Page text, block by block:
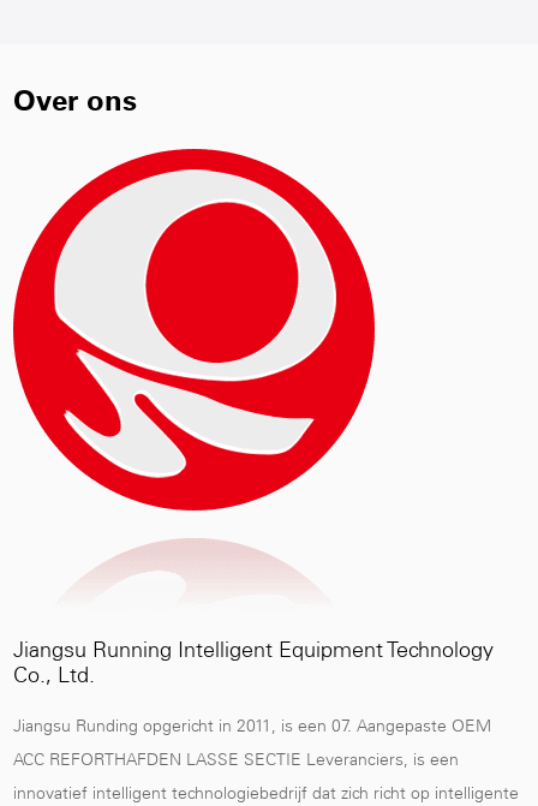
Over ons
Jiangsu Running Intelligent Equipment Technology
Co., Ltd.
Jiangsu Runding opgericht in 2011, is een07. Aangepaste OEM
ACC REFORTHAFDEN LASSE SECTIE Leveranciers, is een
innovatief intelligent technologiebedrijf dat zich richt op intelligente